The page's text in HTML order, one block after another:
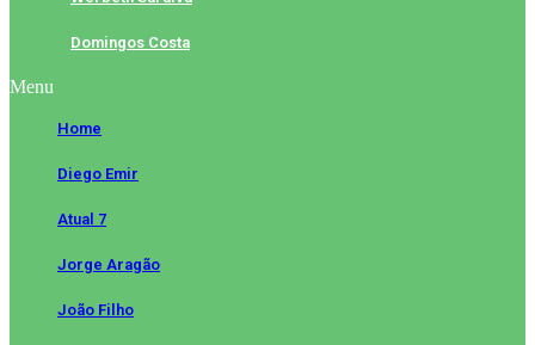
Domingos Costa
Menu
Home
Diego Emir
Atual 7
Jorge Aragão
João Filho